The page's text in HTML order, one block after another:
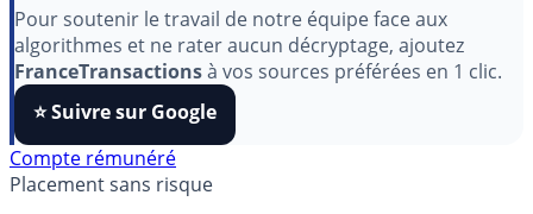
aimez nos outils ?
Pour soutenir le travail de notre équipe face aux
algorithmes et ne rater aucun décryptage, ajoutez
FranceTransactionsà vos sources préférées en 1 clic.
⭐️ Suivre sur Google